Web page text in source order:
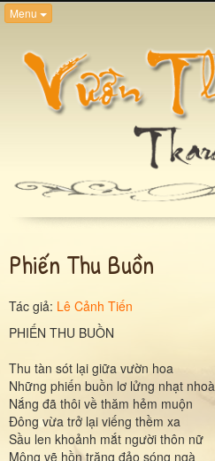
Menu
Phiến Thu Buồn
Tác giả: Lê Cảnh Tiến
PHIẾN THU BUỒN
Thu tàn sót lại giữa vườn hoa
Những phiến buồn lơ lửng nhạt nhoà
Nắng đã thôi về thăm hẻm muộn
Đông vừa trở lại viếng thềm xa
Sầu len khoảnh mắt người thôn nữ
Mộng vẽ hồn trăng đảo sóng ngà